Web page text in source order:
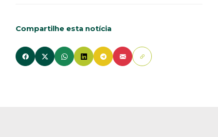
Compartilhe esta notícia